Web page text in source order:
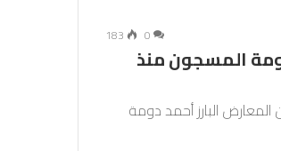
0
183
المسجون منذ
البارز أحمد دومة